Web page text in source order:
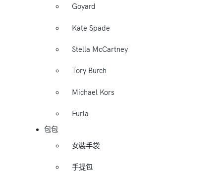
Goyard
Kate Spade
Stella McCartney
Tory Burch
Michael Kors
Furla
包包
女裝手袋
手提包